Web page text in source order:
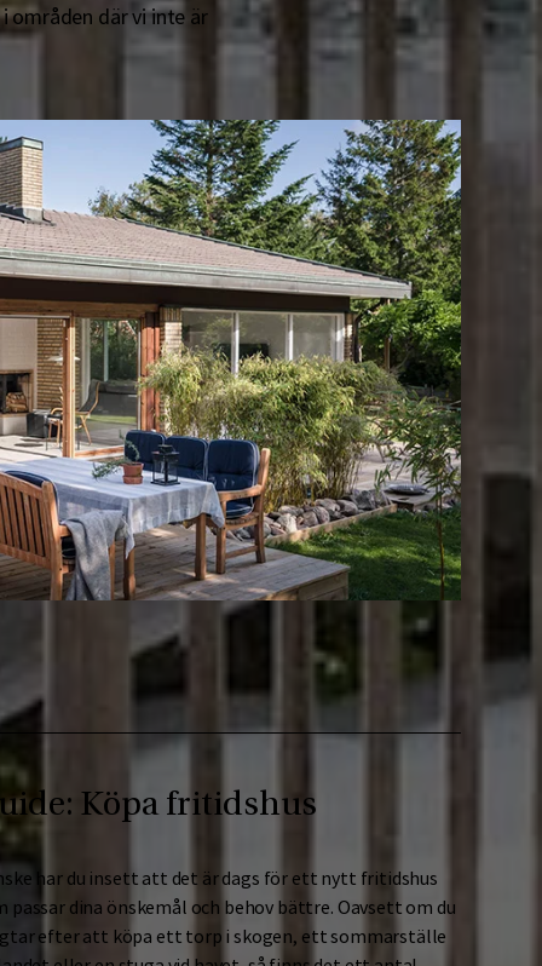
områden där vi inte är
Köpa fritidshus
har du insett att det är dags för ett nytt fritidshus
passar dina önskemål och behov bättre. Oavsett om du
efter att köpa ett torp i skogen, ett sommarställe